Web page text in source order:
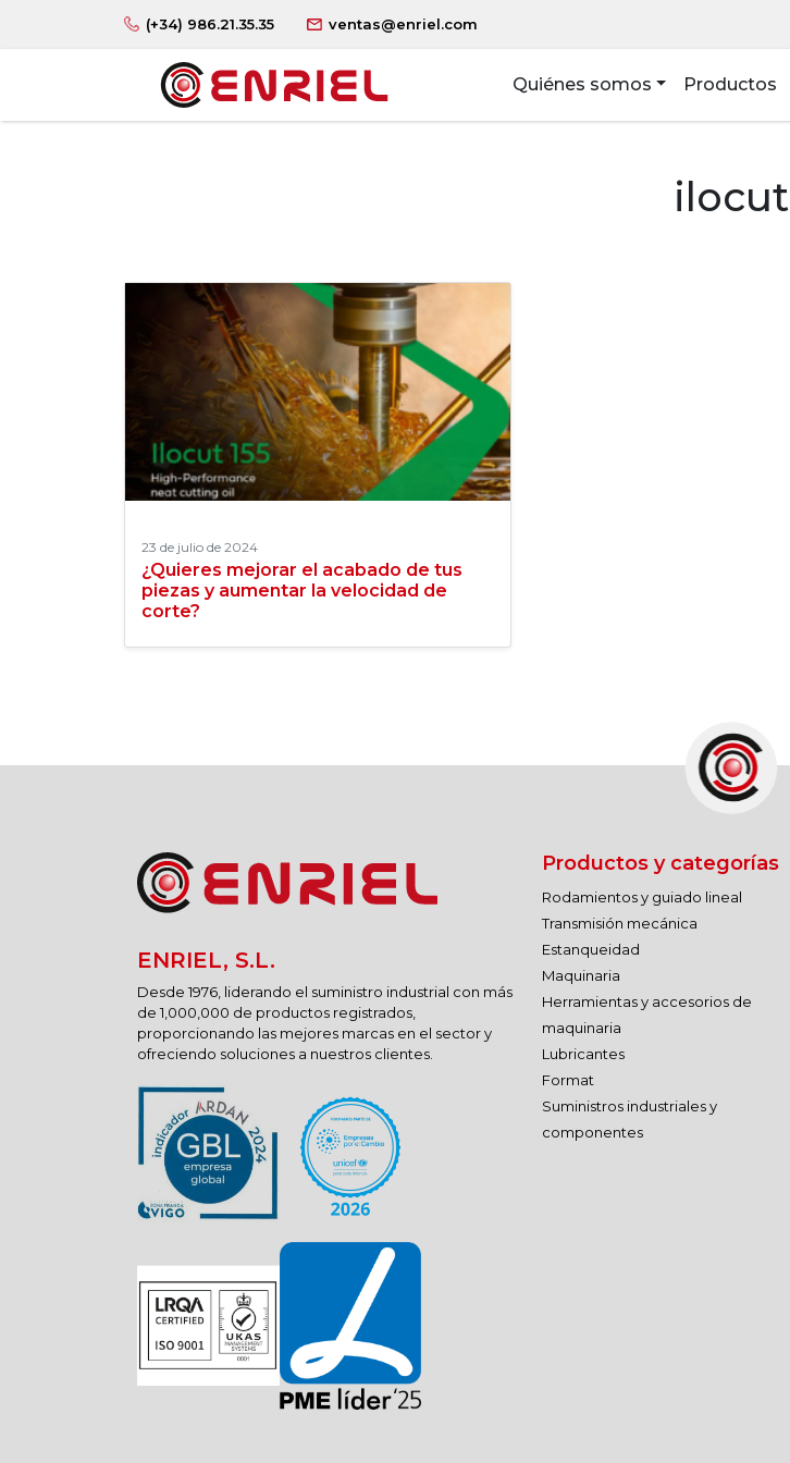
(+34) 986.21.35.35 ventas@enriel.com
Quiénes somos Productos
ilocut
23 de julio de 2024
¿Quieres mejorar el acabado de tus
piezas y aumentar la velocidad de
corte?
ENRIEL, S.L.
Desde 1976, liderando el suministro industrial con más
de 1,000,000 de productos registrados,
proporcionando las mejores marcas en el sector y
ofreciendo soluciones a nuestros clientes.
Productos y categorías
Rodamientos y guiado lineal
Transmisión mecánica
Estanqueidad
Maquinaria
Herramientas y accesorios de
maquinaria
Lubricantes
Format
Suministros industriales y
componentes